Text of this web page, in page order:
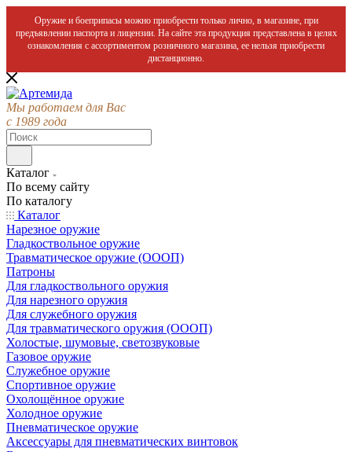
Оружие и боеприпасы можно приобрести только лично, в магазине, при
предъявлении паспорта и лицензии. На сайте эта продукция представлена в целях
ознакомления с ассортиментом розничного магазина, ее нельзя приобрести
дистанционно.
Мы работаем для Вас
с 1989 года
Каталог
По всему сайту
По каталогу
Каталог
Нарезное оружие
Гладкоствольное оружие
Травматическое оружие (ОООП)
Патроны
Для гладкоствольного оружия
Для нарезного оружия
Для служебного оружия
Для травматического оружия (ОООП)
Холостые, шумовые, светозвуковые
Газовое оружие
Служебное оружие
Спортивное оружие
Охолощённое оружие
Холодное оружие
Пневматическое оружие
Аксессуары для пневматических винтовок